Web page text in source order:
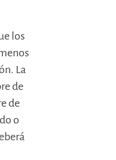
los
La
de
de
o